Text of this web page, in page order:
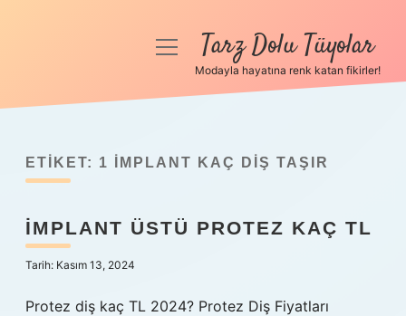
Anasayfa
Yasal Uyarı
Hakkımızda
menüyüTarz Dolu Tüyolar
Modayla hayatına renk katan fikirler!
ETIKET: 1 IMPLANT KAÇ DIŞ TAŞIR
İMPLANT ÜSTÜ PROTEZ KAÇ TL
Tarih: Kasım 13, 2024
Protez diş kaç TL 2024? Protez Diş Fiyatları